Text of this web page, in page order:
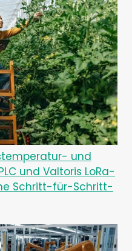
und
und Valtoris LoRa-
Schritt-für-Schritt-